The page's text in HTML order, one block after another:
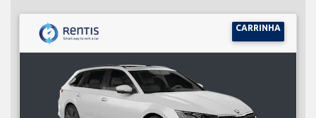
CARRINHA